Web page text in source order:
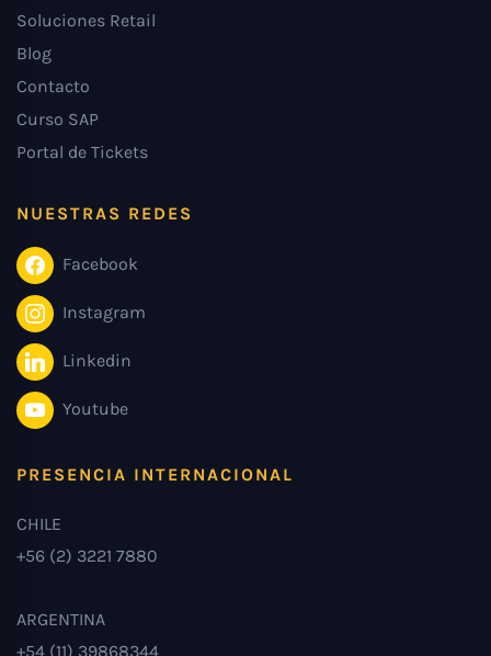
Soluciones Retail
Blog
Contacto
Curso SAP
Portal de Tickets
NUESTRAS REDES
Facebook
Instagram
Linkedin
Youtube
PRESENCIA INTERNACIONAL
CHILE
+56 (2) 3221 7880
ARGENTINA
+54 (11) 39868344